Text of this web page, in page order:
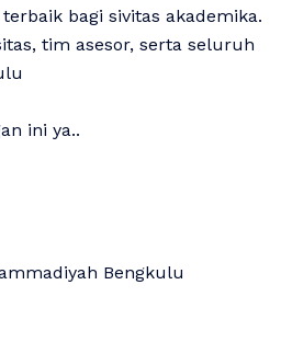
bagi sivitas akademika.
tim asesor, serta seluruh
ini ya..
Bengkulu